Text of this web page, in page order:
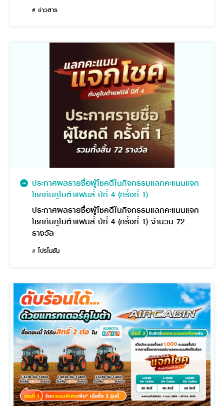
# ข่าวสาร
ประกาศผลรายชื่อผู้โชคดีในกิจกรรมแลกคะแนนแจก
โชคกับคูโบต้าแฟมิลี่ ปีที่ 4 (ครั้งที่ 1)
ประกาศผลรายชื่อผู้โชคดีในกิจกรรมแลกคะแนนแจก
โชคกับคูโบต้าแฟมิลี่ ปีที่ 4 (ครั้งที่ 1) จำนวน 72
รางวัล
# โปรโมชัน